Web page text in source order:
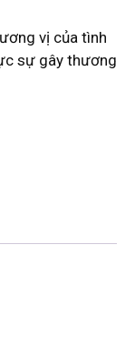
vị của tình
sự gây thương